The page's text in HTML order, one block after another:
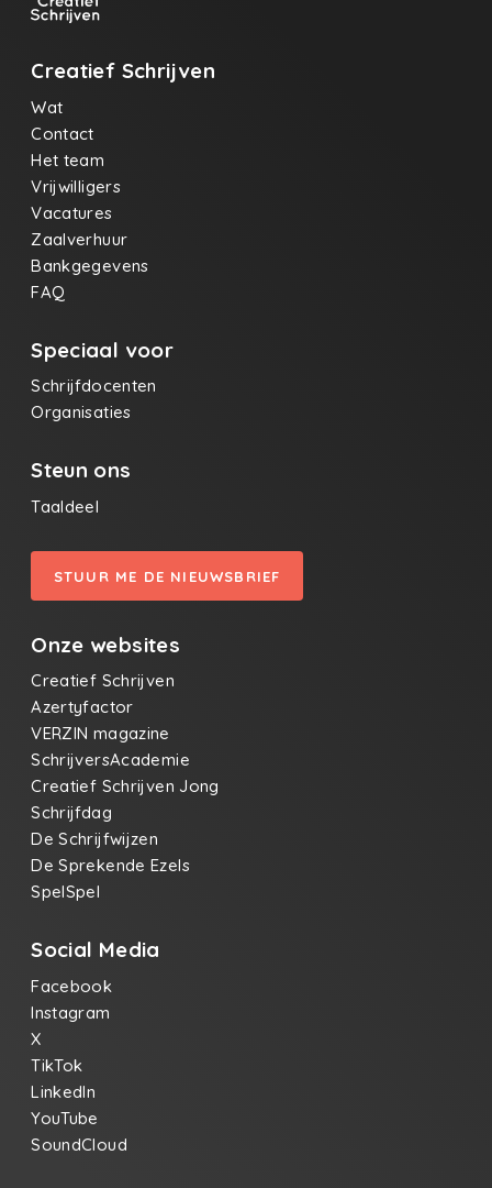
Creatief Schrijven
Wat
Contact
Het team
Vrijwilligers
Vacatures
Zaalverhuur
Bankgegevens
FAQ
Speciaal voor
Schrijfdocenten
Organisaties
Steun ons
Taaldeel
STUUR ME DE NIEUWSBRIEF
Onze websites
Creatief Schrijven
Azertyfactor
VERZIN magazine
SchrijversAcademie
Creatief Schrijven Jong
Schrijfdag
De Schrijfwijzen
De Sprekende Ezels
SpelSpel
Social Media
Facebook
Instagram
X
TikTok
LinkedIn
YouTube
SoundCloud